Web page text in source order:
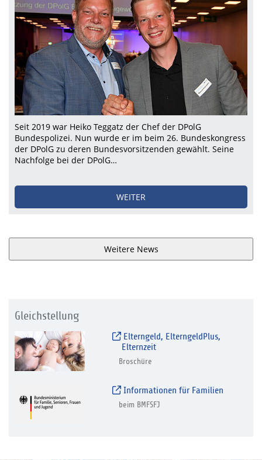
Seit 2019 war Heiko Teggatz der Chef der DPolG
Bundespolizei. Nun wurde er im beim 26. Bundeskongress
der DPolG zu deren Bundesvorsitzenden gewählt. Seine
Nachfolge bei der DPolG…
WEITER
Weitere News
Gleichstellung
Elterngeld, ElterngeldPlus,
Elternzeit
Broschüre
Informationen für Familien
beim BMFSFJ